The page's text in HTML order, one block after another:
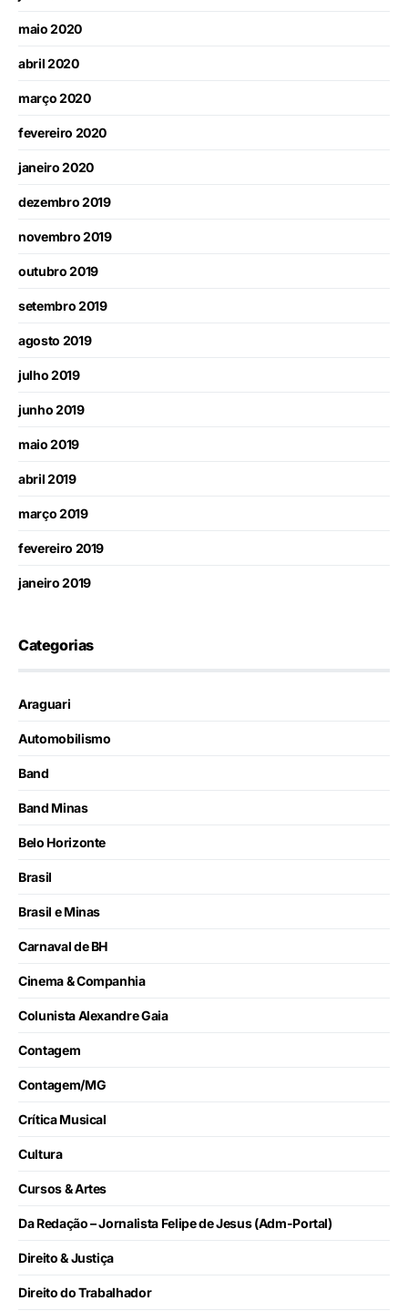
maio 2020
abril 2020
março 2020
fevereiro 2020
janeiro 2020
dezembro 2019
novembro 2019
outubro 2019
setembro 2019
agosto 2019
julho 2019
junho 2019
maio 2019
abril 2019
março 2019
fevereiro 2019
janeiro 2019
Categorias
Araguari
Automobilismo
Band
Band Minas
Belo Horizonte
Brasil
Brasil e Minas
Carnaval de BH
Cinema & Companhia
Colunista Alexandre Gaia
Contagem
Contagem/MG
Crítica Musical
Cultura
Cursos & Artes
Da Redação – Jornalista Felipe de Jesus (Adm-Portal)
Direito & Justiça
Direito do Trabalhador